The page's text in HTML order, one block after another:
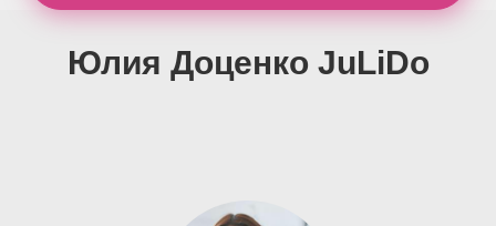
Юлия Доценко JuLiDo